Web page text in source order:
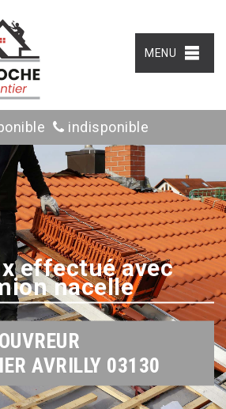
MENU
indisponible
effectué avec
nacelle
AVRILLY 03130